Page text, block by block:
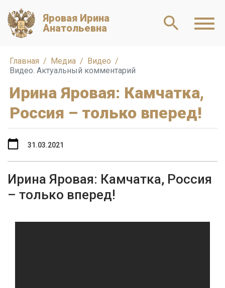
Яровая Ирина
Анатольевна
Главная Медиа
Видео
Видео. Актуальный комментарий
Ирина Яровая: Камчатка,
Россия – только вперед!
Ирина Яровая: Камчатка, Россия
– только вперед!
31.03.2021